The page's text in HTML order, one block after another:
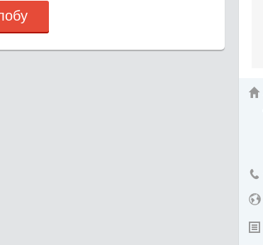


